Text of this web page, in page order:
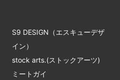
S9 DESIGN（エスキューデザ
イン）
stock arts.(ストックアーツ)
ミートガイ